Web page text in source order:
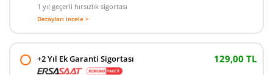
1 yıl geçerli hırsızlık sigortası
Detayları incele >
+2 Yıl Ek Garanti Sigortası 129,00 TL